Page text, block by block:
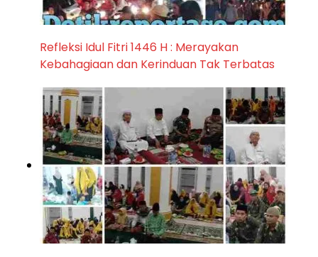
Refleksi Idul Fitri 1446 H : Merayakan
Kebahagiaan dan Kerinduan Tak Terbatas